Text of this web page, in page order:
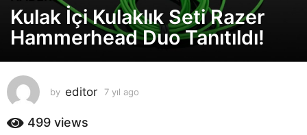
y
ı
l
a
g
o
y
Kulak İçi Kulaklık Seti Razer
Hammerhead Duo Tanıtıldı!
by editor 7 yıl ago
499 views